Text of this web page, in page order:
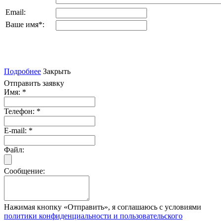
Email:
Ваше имя*:
Подробнее Закрыть
Отправить заявку
Имя: *
Телефон: *
E-mail: *
Файл:
Сообщение:
Нажимая кнопку «Отправить», я соглашаюсь с условиями
политики конфиденциальности и пользовательского